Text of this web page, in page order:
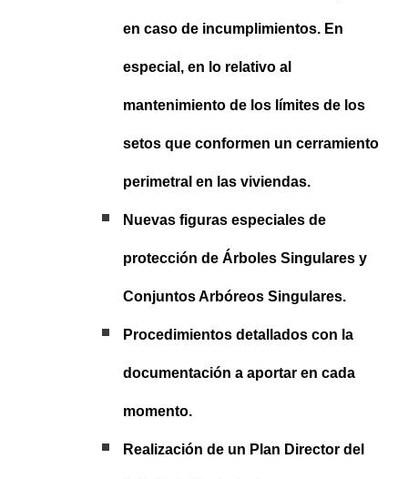
en caso de incumplimientos. En
especial, en lo relativo al
mantenimiento de los límites de los
setos que conformen un cerramiento
perimetral en las viviendas.
Nuevas figuras especiales de
protección de Árboles Singulares y
Conjuntos Arbóreos Singulares.
Procedimientos detallados con la
documentación a aportar en cada
momento.
Realización de un Plan Director del